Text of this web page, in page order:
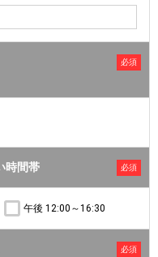
必須
時間帯 必須
午後 12:00～16:30
必須